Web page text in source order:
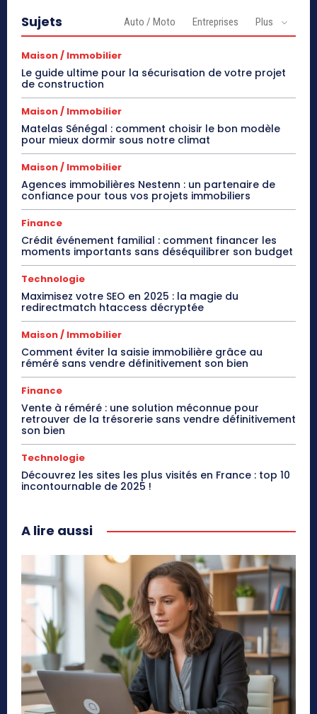
Sujets Auto / Moto Entreprises Plus
Maison / Immobilier
Le guide ultime pour la sécurisation de votre projet
de construction
Maison / Immobilier
Matelas Sénégal : comment choisir le bon modèle
pour mieux dormir sous notre climat
Maison / Immobilier
Agences immobilières Nestenn : un partenaire de
confiance pour tous vos projets immobiliers
Finance
Crédit événement familial : comment financer les
moments importants sans déséquilibrer son budget
Technologie
Maximisez votre SEO en 2025 : la magie du
redirectmatch htaccess décryptée
Maison / Immobilier
Comment éviter la saisie immobilière grâce au
réméré sans vendre définitivement son bien
Finance
Vente à réméré : une solution méconnue pour
retrouver de la trésorerie sans vendre définitivement
son bien
Technologie
Découvrez les sites les plus visités en France : top 10
incontournable de 2025 !
A lire aussi